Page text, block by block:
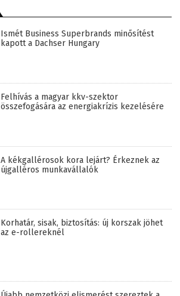
Ismét Business Superbrands minősítést
kapott a Dachser Hungary
Felhívás a magyar kkv-szektor
összefogására az energiakrízis kezelésére
A kékgallérosok kora lejárt? Érkeznek az
újgalléros munkavállalók
Korhatár, sisak, biztosítás: új korszak jöhet
az e-rollereknél